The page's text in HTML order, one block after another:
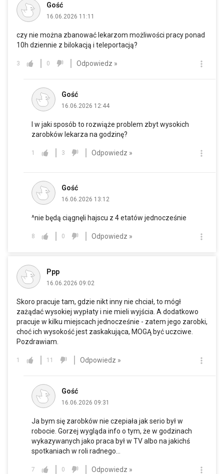
Gość
16.06.2026 11:11
czy nie można zbanować lekarzom możliwości pracy ponad
10h dziennie z bilokacją i teleportacją?
3 0 Odpowiedz »
Gość
16.06.2026 12:44
I w jaki sposób to rozwiąże problem zbyt wysokich
zarobków lekarza na godzinę?
1 3 Odpowiedz »
Gość
16.06.2026 13:12
^nie będą ciągnęli hajscu z 4 etatów jednocześnie
8 0 Odpowiedz »
Ppp
16.06.2026 09:02
Skoro pracuje tam, gdzie nikt inny nie chciał, to mógł
zażądać wysokiej wypłaty i nie mieli wyjścia. A dodatkowo
pracuje w kilku miejscach jednocześnie - zatem jego zarobki,
choć ich wysokość jest zaskakująca, MOGĄ być uczciwe.
Pozdrawiam.
1 11 Odpowiedz »
Gość
16.06.2026 09:31
Ja bym się zarobków nie czepiała jak serio był w
robocie. Gorzej wygląda info o tym, że w godzinach
wykazywanych jako praca był w TV albo na jakichś
spotkaniach w roli radnego...
7 0 Odpowiedz »